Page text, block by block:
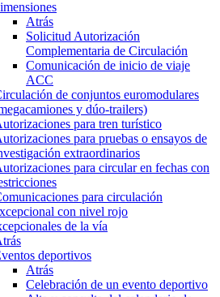
Atrás
Solicitud Autorización
Complementaria de Circulación
Comunicación de inicio de viaje
ACC
de conjuntos euromodulares
y dúo-trailers)
para tren turístico
para pruebas o ensayos de
extraordinarios
para circular en fechas con
para circulación
con nivel rojo
de la vía
deportivos
Atrás
Celebración de un evento deportivo